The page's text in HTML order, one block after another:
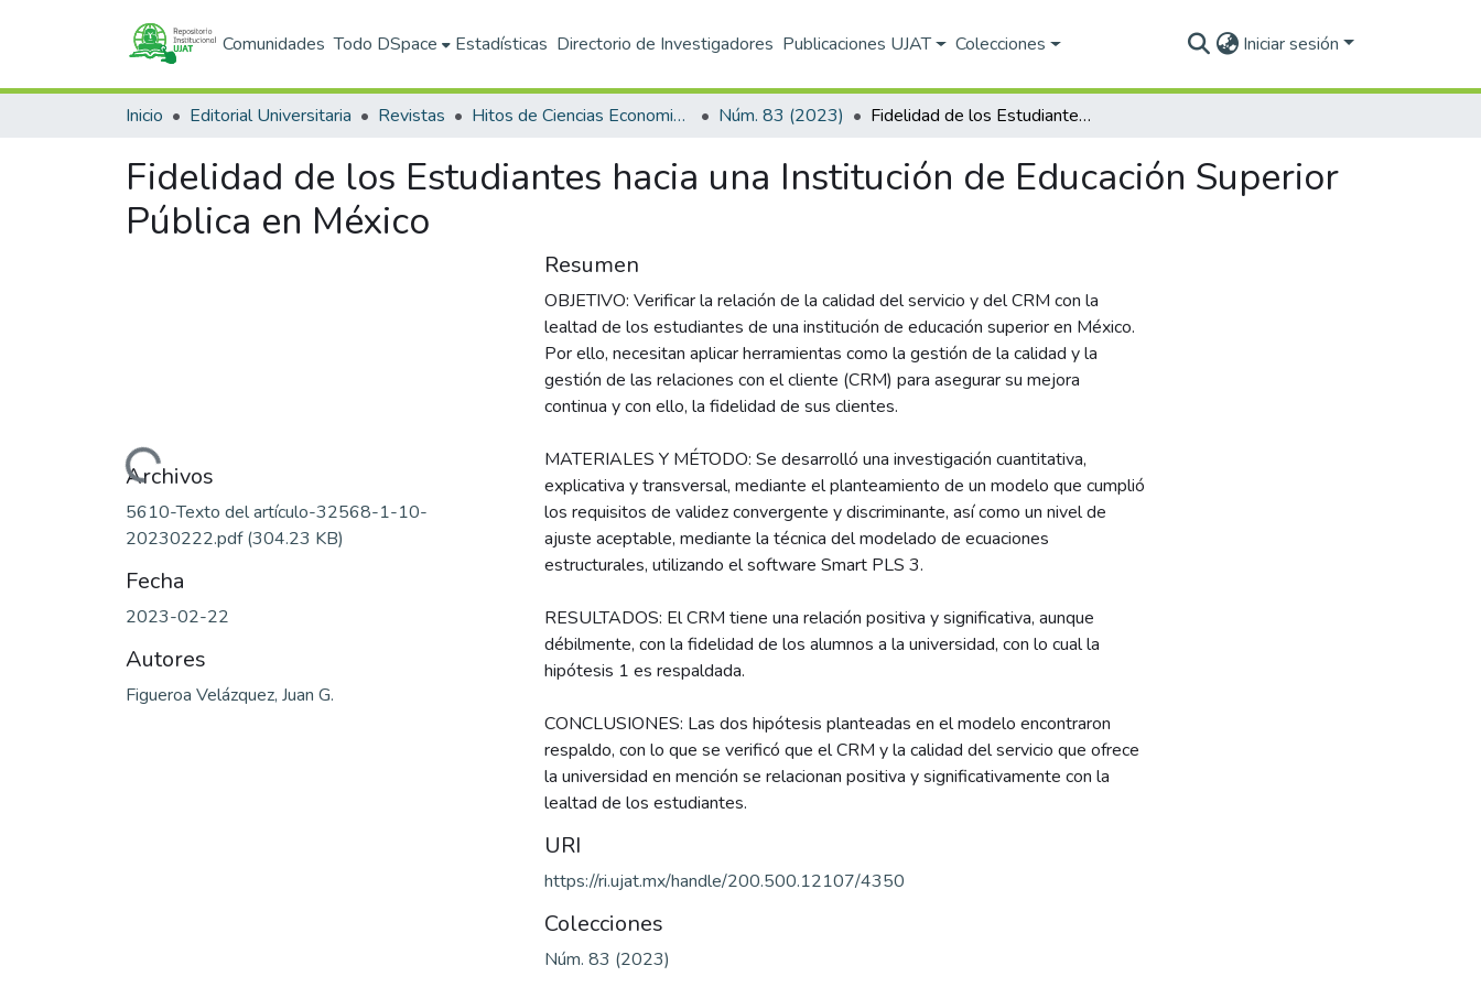
Comunidades Todo DSpace Estadísticas Directorio de Investigadores Publicaciones UJAT Colecciones Iniciar sesión
Inicio Editorial Universitaria Revistas Hitos de Ciencias Economico Administrativas Núm. 83 (2023) Fidelidad de los Estudiantes hacia una Institución de Educación Superior Pública en México
Fidelidad de los Estudiantes hacia una Institución de Educación Superior
Pública en México
Cargando...
Archivos
5610-Texto del artículo-32568-1-10-
20230222.pdf(304.23 KB)
Fecha
2023-02-22
Autores
Figueroa Velázquez, Juan G.
Resumen
OBJETIVO: Verificar la relación de la calidad del servicio y del CRM con la
lealtad de los estudiantes de una institución de educación superior en México.
Por ello, necesitan aplicar herramientas como la gestión de la calidad y la
gestión de las relaciones con el cliente (CRM) para asegurar su mejora
continua y con ello, la fidelidad de sus clientes.
MATERIALES Y MÉTODO: Se desarrolló una investigación cuantitativa,
explicativa y transversal, mediante el planteamiento de un modelo que cumplió
los requisitos de validez convergente y discriminante, así como un nivel de
ajuste aceptable, mediante la técnica del modelado de ecuaciones
estructurales, utilizando el software Smart PLS 3.
RESULTADOS: El CRM tiene una relación positiva y significativa, aunque
débilmente, con la fidelidad de los alumnos a la universidad, con lo cual la
hipótesis 1 es respaldada.
CONCLUSIONES: Las dos hipótesis planteadas en el modelo encontraron
respaldo, con lo que se verificó que el CRM y la calidad del servicio que ofrece
la universidad en mención se relacionan positiva y significativamente con la
lealtad de los estudiantes.
URI
https://ri.ujat.mx/handle/200.500.12107/4350
Colecciones
Núm. 83 (2023)